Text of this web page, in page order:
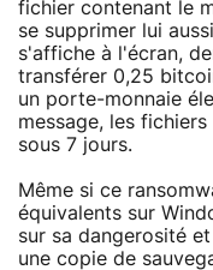
fichier contenant le
se supprimer lui
s'affiche à l'écran,
transférer 0,25
un porte-monnaie
message, les
sous 7 jours.
Même si ce
équivalents sur
sur sa dangerosité
une copie de